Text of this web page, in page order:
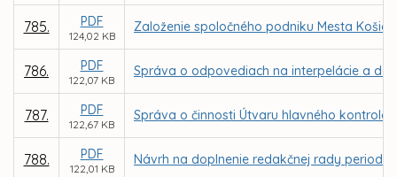
785. PDF
124,02 KB
Založenie spoločného podniku Mesta
786. PDF
122,07 KB
Správa o odpovediach na interpelácie a
787. PDF
122,67 KB
Správa o činnosti Útvaru hlavného
788. PDF
122,01 KB
Návrh na doplnenie redakčnej rady